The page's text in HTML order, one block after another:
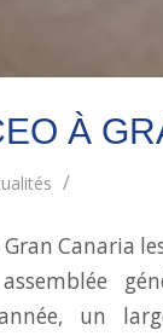
À
/
Canaria
un